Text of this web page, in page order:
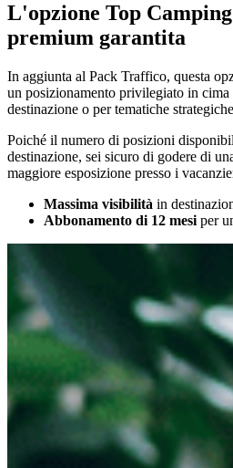
L'opzione Top
premium garantita
In aggiunta al Pack Traffico, questa
un posizionamento privilegiato in
destinazione o per tematiche
Poiché il numero di posizioni
destinazione, sei sicuro di godere di
maggiore esposizione presso i
Massima visibilità in
Abbonamento di 12 mesi per